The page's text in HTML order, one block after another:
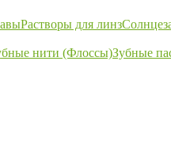
Растворы для линз
нити (Флоссы)Зубные